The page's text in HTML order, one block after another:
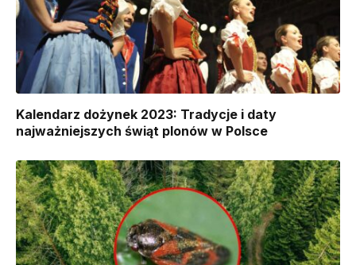
Kalendarz dożynek 2023: Tradycje i daty
najważniejszych świąt plonów w Polsce